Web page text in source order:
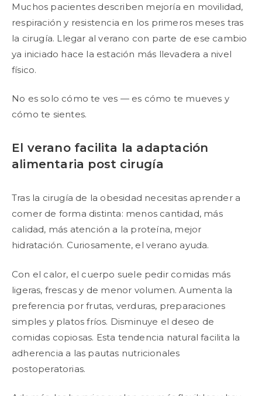
Muchos pacientes describen mejoría en movilidad,
respiración y resistencia en los primeros meses tras
la cirugía. Llegar al verano con parte de ese cambio
ya iniciado hace la estación más llevadera a nivel
físico.
No es solo cómo te ves — es cómo te mueves y
cómo te sientes.
El verano facilita la adaptación
alimentaria post cirugía
Tras la cirugía de la obesidad necesitas aprender a
comer de forma distinta: menos cantidad, más
calidad, más atención a la proteína, mejor
hidratación. Curiosamente, el verano ayuda.
Con el calor, el cuerpo suele pedir comidas más
ligeras, frescas y de menor volumen. Aumenta la
preferencia por frutas, verduras, preparaciones
simples y platos fríos. Disminuye el deseo de
comidas copiosas. Esta tendencia natural facilita la
adherencia a las pautas nutricionales
postoperatorias.